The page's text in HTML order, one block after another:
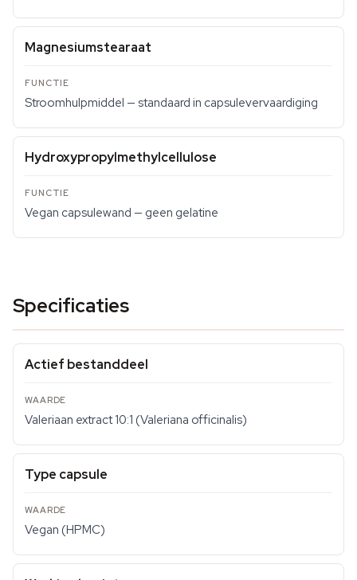
Magnesiumstearaat
Stroomhulpmiddel — standaard in capsulevervaardiging
Hydroxypropylmethylcellulose
Vegan capsulewand — geen gelatine
Specificaties
Actief bestanddeel
Valeriaan extract 10:1 (Valeriana officinalis)
Type capsule
Vegan (HPMC)